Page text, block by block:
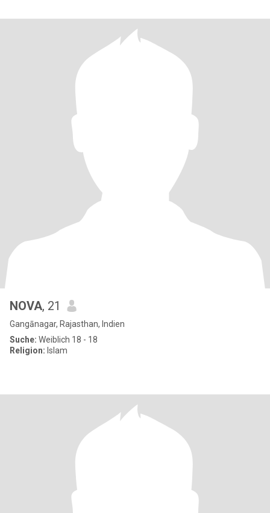
NOVA, 21
Gangānagar, Rajasthan, Indien
Suche: Weiblich 18 - 18
Religion: Islam